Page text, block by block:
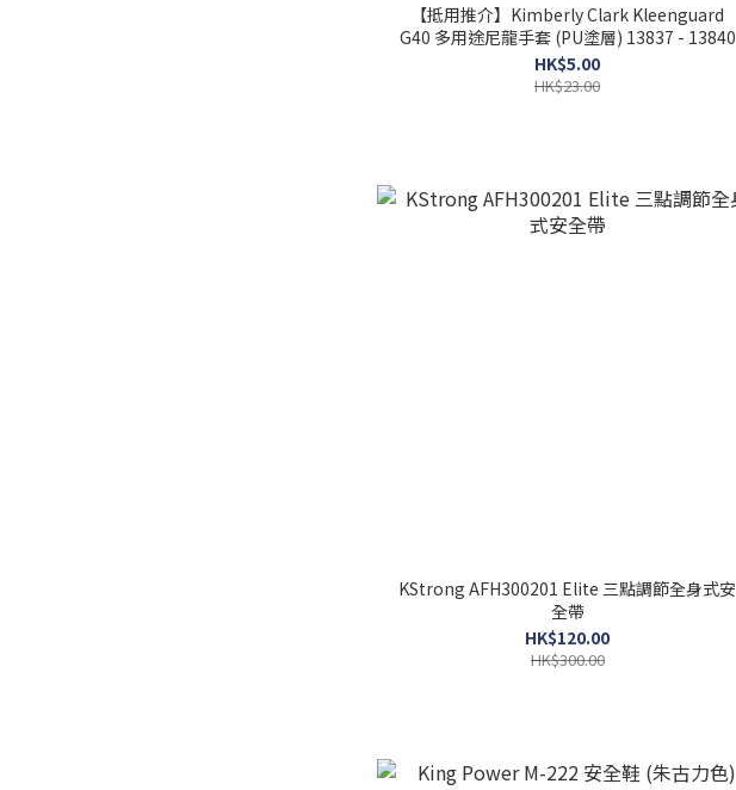
【抵用推介】Kimberly Clark Kleenguard
G40 多用途尼龍手套 (PU塗層) 13837 - 13840
HK$5.00
HK$23.00
KStrong AFH300201 Elite 三點調節全身式安
全帶
HK$120.00
HK$300.00